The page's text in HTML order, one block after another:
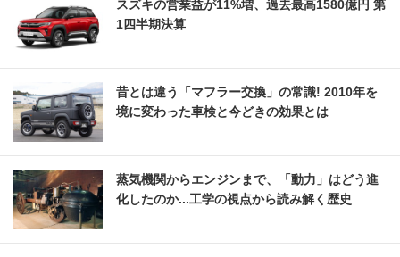
スズキの営業益が11%増、過去最高1580億円 第
1四半期決算
昔とは違う「マフラー交換」の常識! 2010年を
境に変わった車検と今どきの効果とは
蒸気機関からエンジンまで、「動力」はどう進
化したのか...工学の視点から読み解く歴史